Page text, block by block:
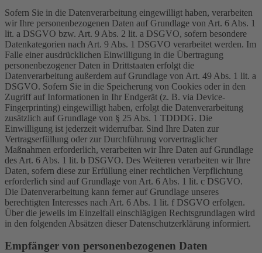
Sofern Sie in die Datenverarbeitung eingewilligt haben, verarbeiten
wir Ihre personenbezogenen Daten auf Grundlage von Art. 6 Abs. 1
lit. a DSGVO bzw. Art. 9 Abs. 2 lit. a DSGVO, sofern besondere
Datenkategorien nach Art. 9 Abs. 1 DSGVO verarbeitet werden. Im
Falle einer ausdrücklichen Einwilligung in die Übertragung
personenbezogener Daten in Drittstaaten erfolgt die
Datenverarbeitung außerdem auf Grundlage von Art. 49 Abs. 1 lit. a
DSGVO. Sofern Sie in die Speicherung von Cookies oder in den
Zugriff auf Informationen in Ihr Endgerät (z. B. via Device-
Fingerprinting) eingewilligt haben, erfolgt die Datenverarbeitung
zusätzlich auf Grundlage von § 25 Abs. 1 TDDDG. Die
Einwilligung ist jederzeit widerrufbar. Sind Ihre Daten zur
Vertragserfüllung oder zur Durchführung vorvertraglicher
Maßnahmen erforderlich, verarbeiten wir Ihre Daten auf Grundlage
des Art. 6 Abs. 1 lit. b DSGVO. Des Weiteren verarbeiten wir Ihre
Daten, sofern diese zur Erfüllung einer rechtlichen Verpflichtung
erforderlich sind auf Grundlage von Art. 6 Abs. 1 lit. c DSGVO.
Die Datenverarbeitung kann ferner auf Grundlage unseres
berechtigten Interesses nach Art. 6 Abs. 1 lit. f DSGVO erfolgen.
Über die jeweils im Einzelfall einschlägigen Rechtsgrundlagen wird
in den folgenden Absätzen dieser Datenschutzerklärung informiert.
Empfänger von personenbezogenen Daten